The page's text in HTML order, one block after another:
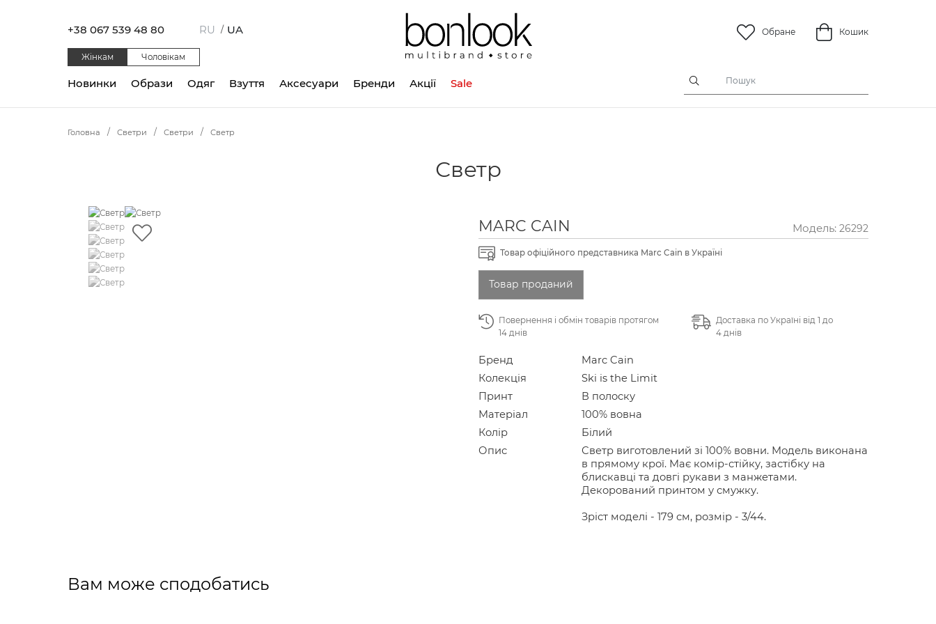
+38 067 539 48 80 RU / UA Обране Кошик
Жінкам Чоловікам
Одяг Взуття Аксесуари
Новинки Образи Бренди Акції Sale
Головна Светри Светри Светр
Светр
MARC CAIN Модель: 26292
Товар офіційного представника Marc Cain в Україні
Товар проданий
Повернення і обмін товарів протягом
14 днів
Доставка по Україні від 1 до
4 днів
Бренд
Marc Cain
Колекція
Ski is the Limit
Принт
В полоску
Матеріал
100% вовна
Колір
Білий
Опис
Светр виготовлений зі 100% вовни. Модель виконана
в прямому крої. Має комір-стійку, застібку на
блискавці та довгі рукави з манжетами.
Декорований принтом у смужку.
Зріст моделі - 179 см, розмір - 3/44.
Вам може сподобатись